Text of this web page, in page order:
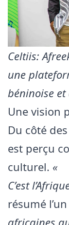
Celtiis:
une
béninoise
Une vision
Du côté
est perçu
culturel. «
C’est
résumé l’un
africaines